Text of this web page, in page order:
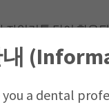
일리톨 당이 함
you a dental